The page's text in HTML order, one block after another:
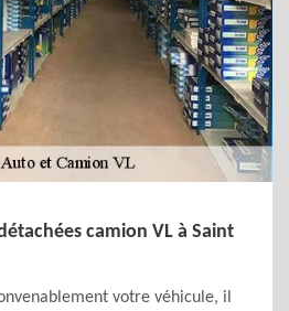
camion VL à Saint
votre véhicule, il